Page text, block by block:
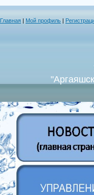
Главная Мой профиль